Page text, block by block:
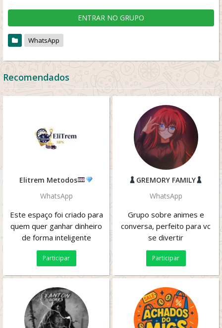
ENTRAR NO GRUPO
WhatsApp
Recomendados
Elitrem Metodos
WhatsApp
Este espaço foi criado para
quem quer ganhar dinheiro
de forma inteligente
através de métodos,
estratégias em...
Participar
GREMORY FAMILY
WhatsApp
Grupo sobre animes e
conversa, perfeito para vc
se divertir
Participar